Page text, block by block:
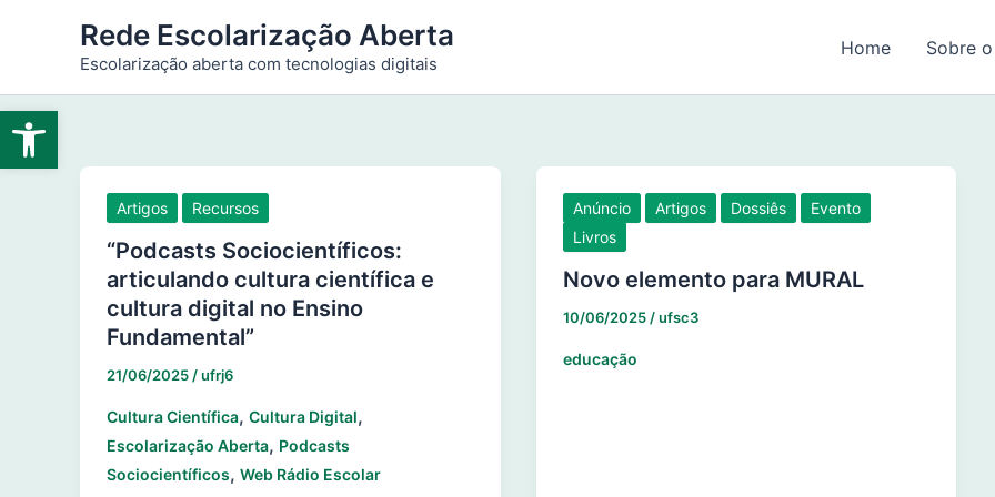
Abrir a barra de ferramentas
conteúdo
Rede Escolarização Aberta
Escolarização aberta com tecnologias digitais
Home Sobre
Artigos Recursos
“Podcasts Sociocientíficos:
articulando cultura científica e
cultura digital no Ensino
Fundamental”
21/06/2025 /ufrj6
Cultura Científica, Cultura Digital,
Escolarização Aberta, Podcasts
Sociocientíficos, Web Rádio Escolar
Anúncio Artigos Dossiês
Evento
Livros
Novo elemento para MURAL
10/06/2025 /ufsc3
educação